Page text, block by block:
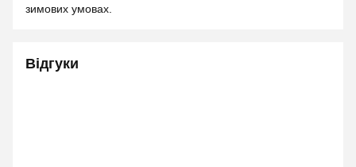
зимових умовах.
Відгуки